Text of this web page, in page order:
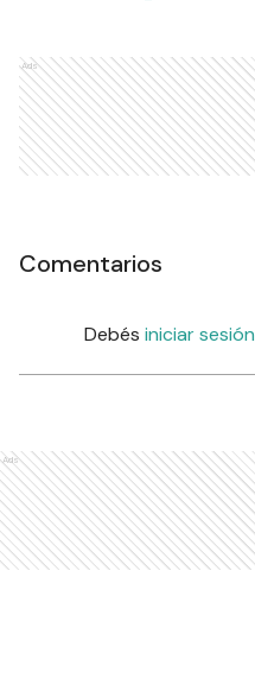
Ads
Comentarios
Debés iniciar sesión
Ads